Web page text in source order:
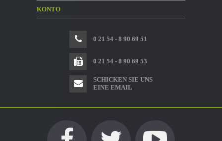
KONTO
0 21 54 - 8 90 69 51
0 21 54 - 8 90 69 53
SCHICKEN SIE UNS
EINE EMAIL